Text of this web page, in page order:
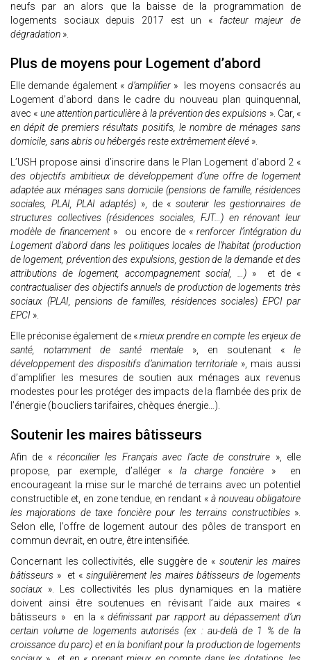
neufs par an alors que la baisse de la programmation de
logements sociaux depuis 2017 est un « facteur majeur de
dégradation ».
Plus de moyens pour Logement d’abord
Elle demande également « d’amplifier» les moyens consacrés au
Logement d’abord dans le cadre du nouveau plan quinquennal,
avec « une attention particulière à la prévention des expulsions ». Car, «
en dépit de premiers résultats positifs, le nombre de ménages sans
domicile, sans abris ou hébergés reste extrêmement élevé ».
L’USH propose ainsi d’inscrire dans le Plan Logement d’abord 2 «
des objectifs ambitieux de développement d’une offre de logement
adaptée aux ménages sans domicile (pensions de famille, résidences
sociales, PLAI, PLAI adaptés) », de « soutenir les gestionnaires de
structures collectives (résidences sociales, FJT…) en rénovant leur
modèle de financement» ou encore de «renforcer l’intégration du
Logement d’abord dans les politiques locales de l’habitat (production
de logement, prévention des expulsions, gestion de la demande et des
attributions de logement, accompagnement social, …) » et de «
contractualiser des objectifs annuels de production de logements très
sociaux (PLAI, pensions de familles, résidences sociales) EPCI par
EPCI ».
Elle préconise également de «mieux prendre en compte les enjeux de
santé, notamment de santé mentale », en soutenant « le
développement des dispositifs d’animation territoriale », mais aussi
d’amplifier les mesures de soutien aux ménages aux revenus
modestes pour les protéger des impacts de la flambée des prix de
l’énergie (boucliers tarifaires, chèques énergie…).
Soutenir les maires bâtisseurs
Afin de «réconcilier les Français avec l’acte de construire », elle
propose, par exemple, d’alléger « la charge foncière » en
encourageant la mise sur le marché de terrains avec un potentiel
constructible et, en zone tendue, en rendant « à nouveau obligatoire
les majorations de taxe foncière pour les terrains constructibles».
Selon elle, l’offre de logement autour des pôles de transport en
commun devrait, en outre, être intensifiée.
Concernant les collectivités, elle suggère de « soutenir les maires
bâtisseurs » et «singulièrement les maires bâtisseurs de logements
sociaux ». Les collectivités les plus dynamiques en la matière
doivent ainsi être soutenues en révisant l’aide aux maires «
bâtisseurs » en la «définissant par rapport au dépassement d’un
certain volume de logements autorisés (ex : au-delà de 1 % de la
croissance du parc) et en la bonifiant pour la production de logements